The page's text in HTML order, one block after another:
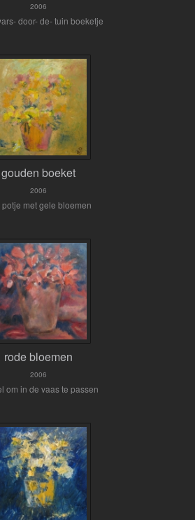
2006
door- de- tuin boeketje
gouden boeket
2006
met gele bloemen
rode bloemen
2006
om in de vaas te passen